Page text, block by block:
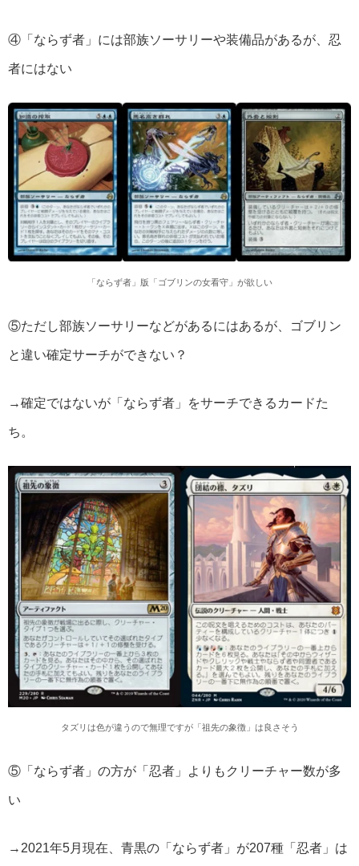
④「ならず者」には部族ソーサリーや装備品があるが、忍
者にはない
「ならず者」版「ゴブリンの女看守」が欲しい
⑤ただし部族ソーサリーなどがあるにはあるが、ゴブリン
と違い確定サーチができない？
→確定ではないが「ならず者」をサーチできるカードた
ち。
タズリは色が違うので無理ですが「祖先の象徴」は良さそう
⑤「ならず者」の方が「忍者」よりもクリーチャー数が多
い
→2021年5月現在、青黒の「ならず者」が207種「忍者」は